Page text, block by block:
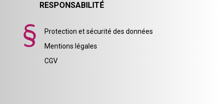
RESPONSABILITÉ
Protection et sécurité des données
Mentions légales
CGV